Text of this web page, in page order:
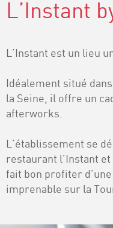
L’Instant
L’Instant est un lieu
Idéalement situé
la Seine, il offre un
afterworks.
L’établissement se
restaurant l’Instant
fait bon profiter
imprenable sur la